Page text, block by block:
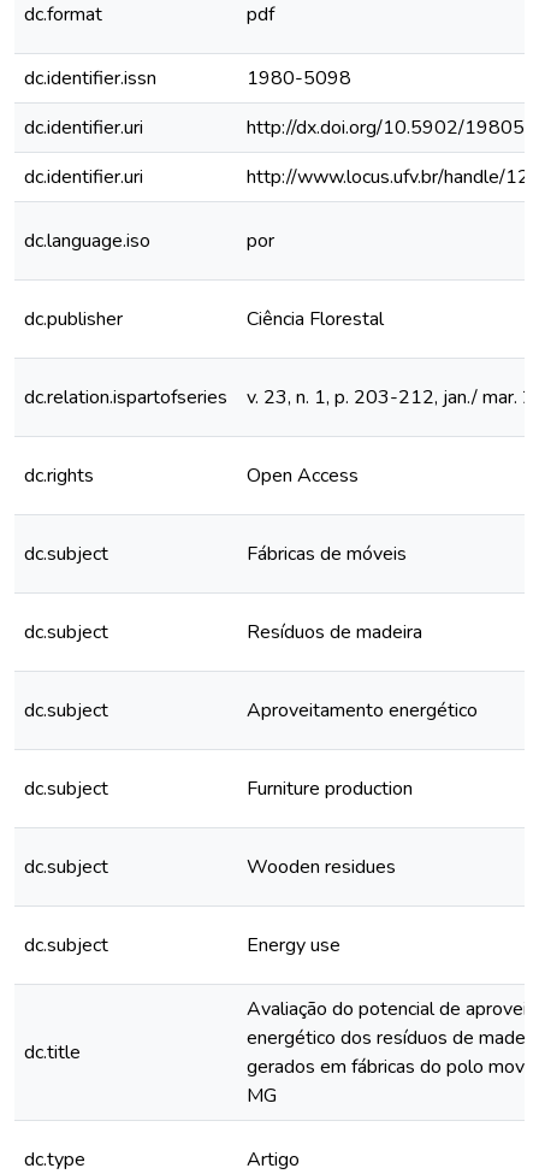
dc.format pdf
dc.identifier.issn
1980-5098
dc.identifier.uri
http://dx.doi.org/10.5902/
dc.identifier.uri
http://www.locus.ufv.br/handle/
dc.language.iso por
dc.publisher Ciência Florestal
dc.relation.ispartofseries v. 23, n. 1, p. 203-212, jan./ mar.
dc.rights Open Access
dc.subject Fábricas de móveis
dc.subject Resíduos de madeira
dc.subject Aproveitamento energético
dc.subject Furniture production
dc.subject Wooden residues
dc.subject Energy use
dc.title
Avaliação do potencial de
energético dos resíduos de
gerados em fábricas do polo
MG
dc.type Artigo